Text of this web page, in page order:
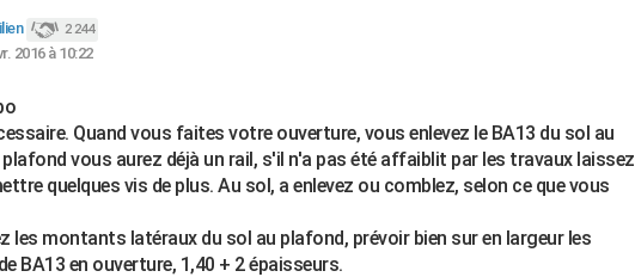
2 244
2016 à 10:22
Quand vous faites votre ouverture, vous enlevez le BA13 du sol au
vous aurez déjà un rail, s'il n'a pas été affaiblit par les travaux laissez
quelques vis de plus. Au sol, a enlevez ou comblez, selon ce que vous
les montants latéraux du sol au plafond, prévoir bien sur en largeur les
BA13 en ouverture, 1,40 + 2 épaisseurs.